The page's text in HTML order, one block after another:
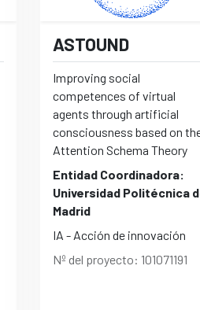
ASTOUND
Improving social
competences of virtual
agents through artificial
consciousness based on
Attention Schema Theory
Entidad Coordinadora:
Universidad Politécnica
Madrid
IA - Acción de innovación
Nº del proyecto: 101071191